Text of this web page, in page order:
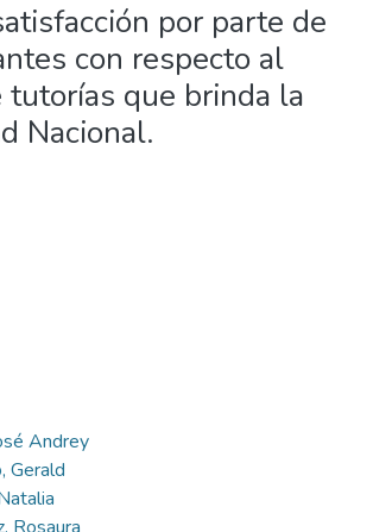
por parte de
con respecto al
tutorías que brinda la
Nacional.
Andrey
Gerald